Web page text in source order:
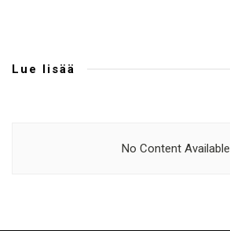
Lue lisää
No Content Available